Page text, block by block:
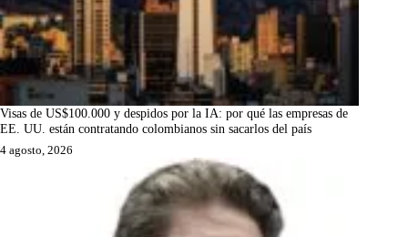
Visas de US$100.000 y despidos por la IA: por qué las empresas de
EE. UU. están contratando colombianos sin sacarlos del país
4 agosto, 2026